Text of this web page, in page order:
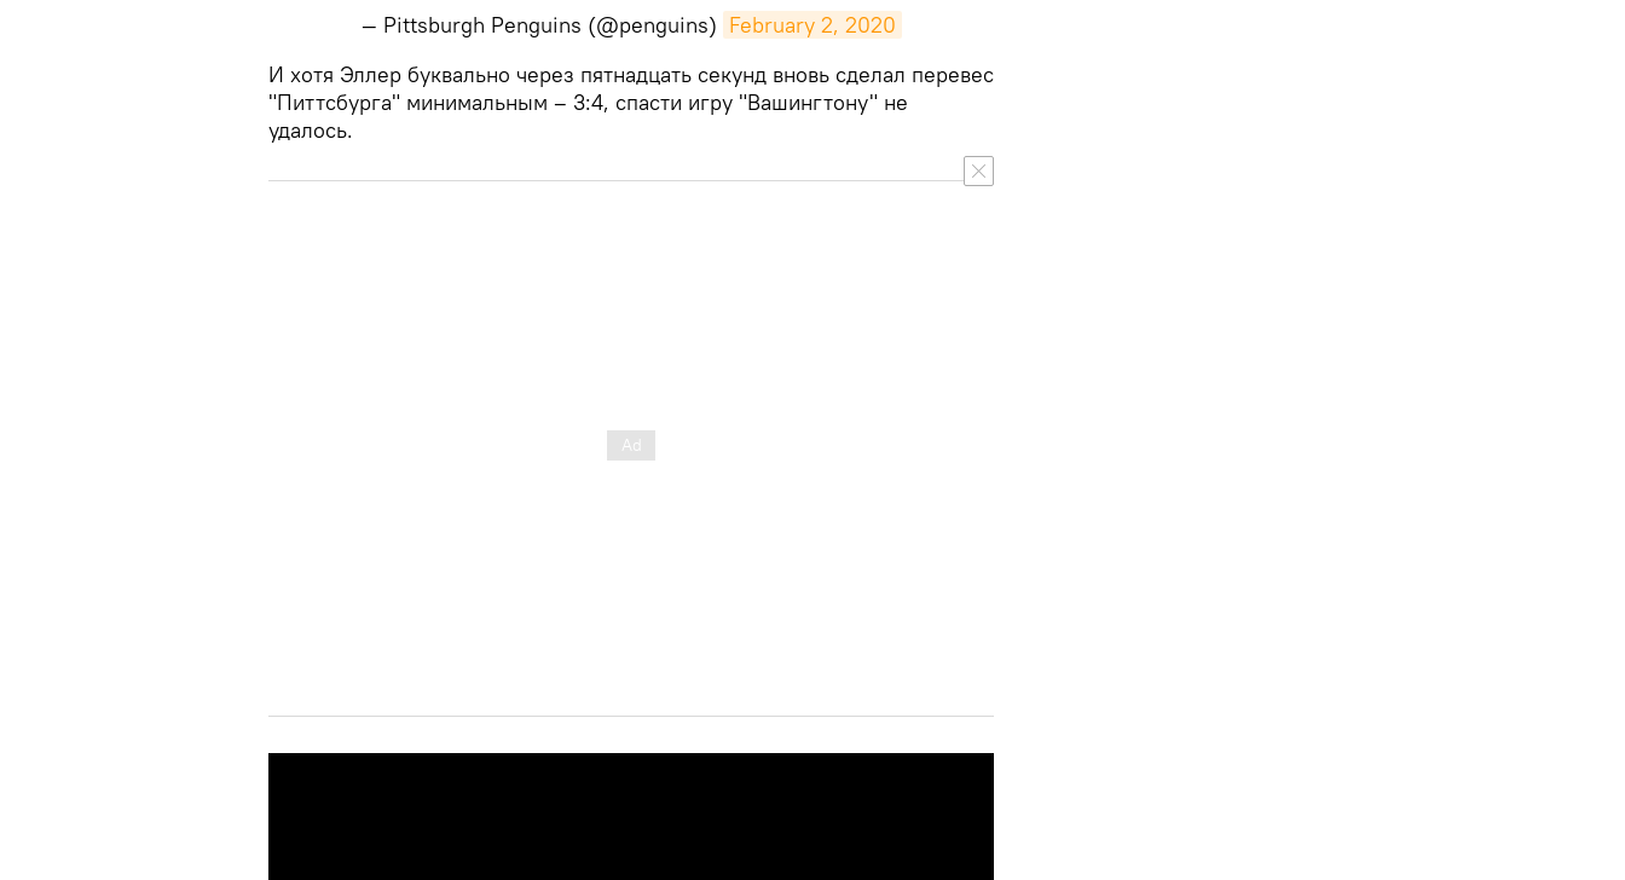
— Pittsburgh Penguins (@penguins) February 2, 2020
​И хотя Эллер буквально через пятнадцать секунд вновь сделал перевес
"Питтсбурга" минимальным – 3:4, спасти игру "Вашингтону" не
удалось.